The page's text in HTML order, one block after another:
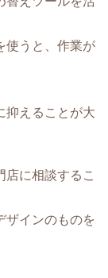
使うと、作業が
抑えることが大
店に相談するこ
ザインのものを